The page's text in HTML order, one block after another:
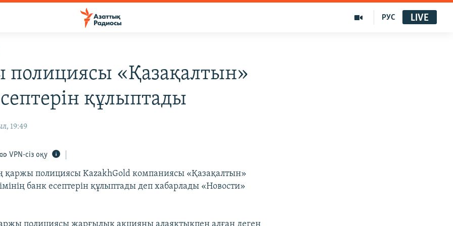
РУС LIVE
полициясы «Қазақалтын»
құлыптады
19:49
VPN-сіз оқу
қаржы полициясы KazakhGold компаниясы «Қазақалтын»
банк есептерін құлыптады деп хабарлады «Новости»